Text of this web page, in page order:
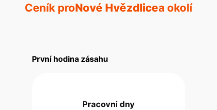
Ceník proNové Hvězdlicea okolí
První hodina zásahu
Pracovní dny